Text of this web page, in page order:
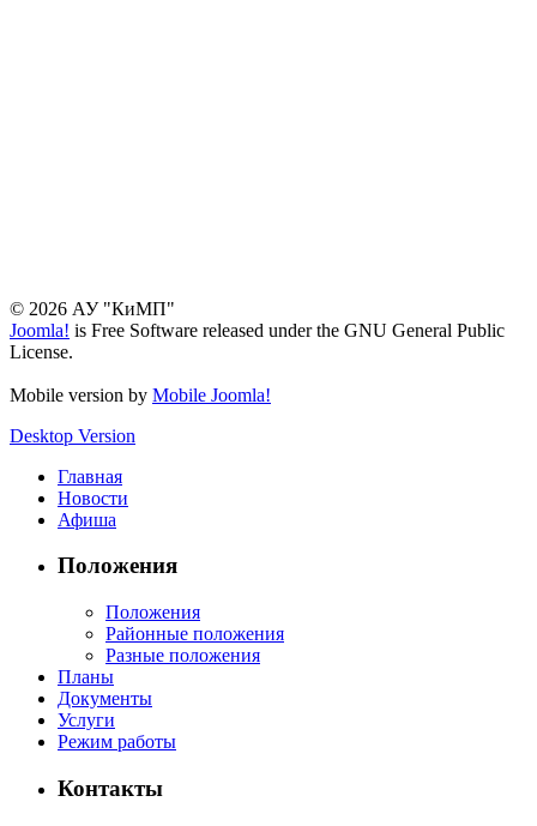
© 2026 АУ "КиМП"
Joomla! is Free Software released under the GNU General Public
License.
Mobile version by Mobile Joomla!
Desktop Version
Главная
Новости
Афиша
Положения
Положения
Районные положения
Разные положения
Планы
Документы
Услуги
Режим работы
Контакты